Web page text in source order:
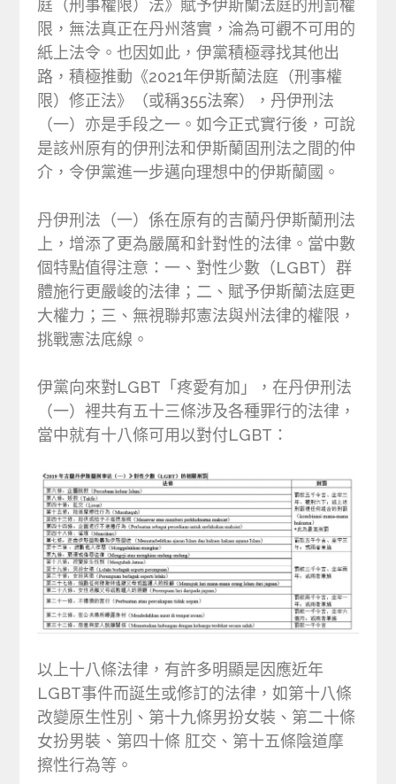
庭（刑事權限）法》賦予伊斯蘭法庭的刑罰權
限，無法真正在丹州落實，淪為可觀不可用的
紙上法令。也因如此，伊黨積極尋找其他出
路，積極推動《2021年伊斯蘭法庭（刑事權
限）修正法》（或稱355法案），丹伊刑法
（一）亦是手段之一。如今正式實行後，可說
是該州原有的伊刑法和伊斯蘭固刑法之間的仲
介，令伊黨進一步邁向理想中的伊斯蘭國。
丹伊刑法（一）係在原有的吉蘭丹伊斯蘭刑法
上，增添了更為嚴厲和針對性的法律。當中數
個特點值得注意：一、對性少數（LGBT）群
體施行更嚴峻的法律；二、賦予伊斯蘭法庭更
大權力；三、無視聯邦憲法與州法律的權限，
挑戰憲法底線。
伊黨向來對LGBT「疼愛有加」，在丹伊刑法
（一）裡共有五十三條涉及各種罪行的法律，
當中就有十八條可用以對付LGBT：
以上十八條法律，有許多明顯是因應近年
LGBT事件而誕生或修訂的法律，如第十八條
改變原生性別、第十九條男扮女裝、第二十條
女扮男裝、第四十條 肛交、第十五條陰道摩
擦性行為等。